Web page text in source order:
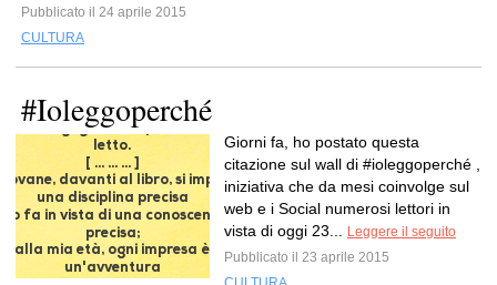
Pubblicato il 24 aprile 2015
CULTURA
#Ioleggoperché
Giorni fa, ho postato questa
citazione sul wall di #ioleggoperché ,
iniziativa che da mesi coinvolge sul
web e i Social numerosi lettori in
vista di oggi 23...
Leggere il seguito
Pubblicato il 23 aprile 2015